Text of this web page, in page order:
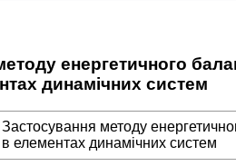
енергетичного
динамічних систем
Застосування методу
в елементах динамічних систем